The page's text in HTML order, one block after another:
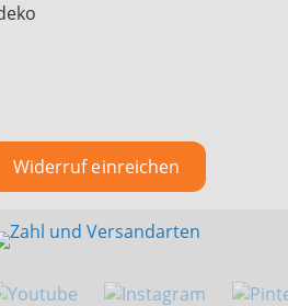
Widerruf einreichen